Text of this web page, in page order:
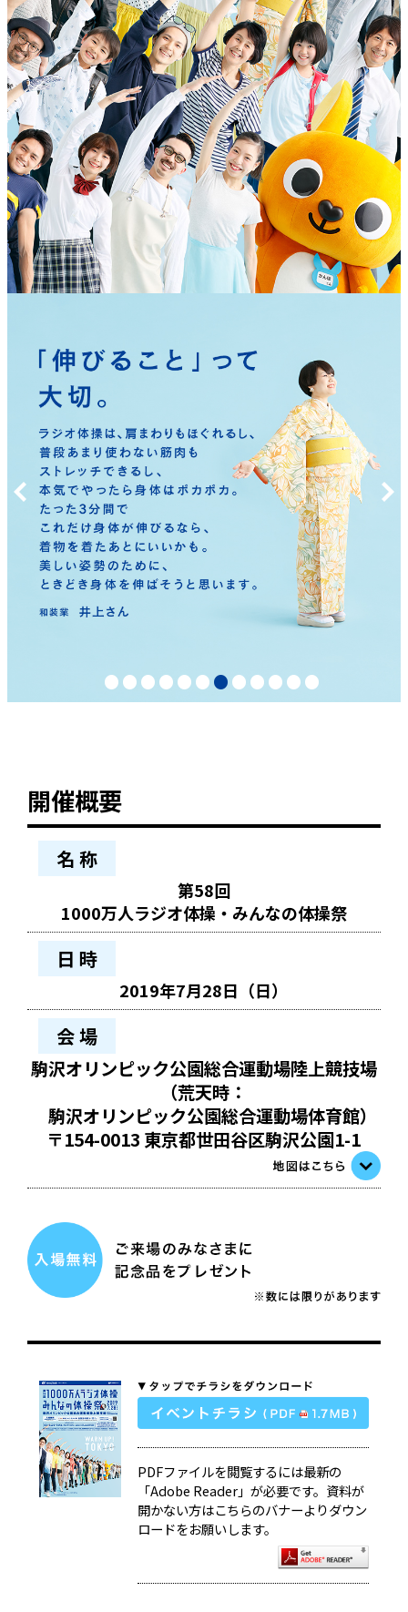
かんぽジャンクション
開催概要
名 称
第58回
1000万人ラジオ体操・みんなの体操祭
日 時
2019年7月28日（日）
会 場
駒沢オリンピック公園総合運動場陸上競技場
（荒天時：
駒沢オリンピック公園総合運動場体育館）
〒154-0013 東京都世田谷区駒沢公園1-1
PDFファイルを閲覧するには最新の
「Adobe Reader」が必要です。資料が
開かない方はこちらのバナーよりダウン
ロードをお願いします。